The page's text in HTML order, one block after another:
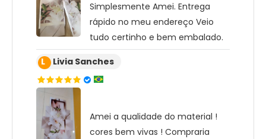
Simplesmente Amei. Entrega
rápido no meu endereço Veio
tudo certinho e bem embalado.
L Livia Sanches
Amei a qualidade do material !
cores bem vivas ! Compraria